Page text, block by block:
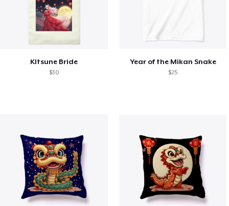
KItsune Bride
$30
Year of the Mikan Snake
$25